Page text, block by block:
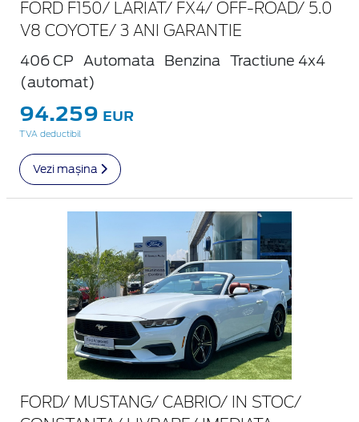
FORD F150/ LARIAT/ FX4/ OFF-ROAD/ 5.0
V8 COYOTE/ 3 ANI GARANTIE
406 CP Automata Benzina
Tractiune 4x4
(automat)
94.259 EUR
TVA deductibil
Vezi mașina
FORD/ MUSTANG/ CABRIO/ IN STOC/